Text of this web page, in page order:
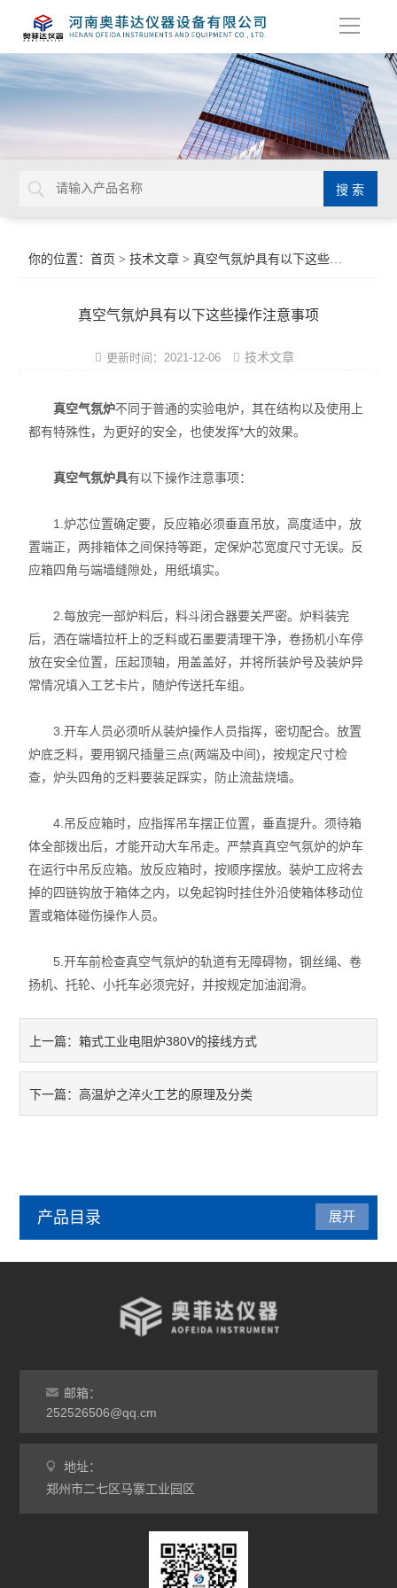
导
你的位置：首页 >技术文章 > 真空气氛炉具有以下这些操作注意事项
真空气氛炉具有以下这些操作注意事项
更新时间：2021-12-06 技术文章
真空气氛炉不同于普通的实验电炉，其在结构以及使用上
都有特殊性，为更好的安全，也使发挥*大的效果。
真空气氛炉具有以下操作注意事项：
1.炉芯位置确定要，反应箱必须垂直吊放，高度适中，放
置端正，两排箱体之间保持等距，定保炉芯宽度尺寸无误。反
应箱四角与端墙缝隙处，用纸填实。
2.每放完一部炉料后，料斗闭合器要关严密。炉料装完
后，洒在端墙拉杆上的乏料或石墨要清理干净，卷扬机小车停
放在安全位置，压起顶轴，用盖盖好，并将所装炉号及装炉异
常情况填入工艺卡片，随炉传送托车组。
3.开车人员必须听从装炉操作人员指挥，密切配合。放置
炉底乏料，要用钢尺插量三点(两端及中间)，按规定尺寸检
查，炉头四角的乏料要装足踩实，防止流盐烧墙。
4.吊反应箱时，应指挥吊车摆正位置，垂直提升。须待箱
体全部拨出后，才能开动大车吊走。严禁真真空气氛炉的炉车
在运行中吊反应箱。放反应箱时，按顺序摆放。装炉工应将去
掉的四链钩放于箱体之内，以免起钩时挂住外沿使箱体移动位
置或箱体碰伤操作人员。
5.开车前检查真空气氛炉的轨道有无障碍物，钢丝绳、卷
扬机、托轮、小托车必须完好，并按规定加油润滑。
上一篇：箱式工业电阻炉380V的接线方式
下一篇： 高温炉之淬火工艺的原理及分类
产品目录
干燥箱
烘箱
工业电炉
展开
邮箱：
252526506@qq.cm
地址：
郑州市二七区马寨工业园区